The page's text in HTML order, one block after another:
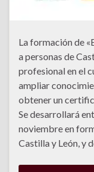
La formación de
a personas de
profesional en el
ampliar
obtener un
Se desarrollará
noviembre en
Castilla y León, y